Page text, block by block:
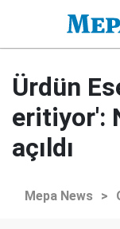
Ürdün
eritiyor':
açıldı
Mepa News >